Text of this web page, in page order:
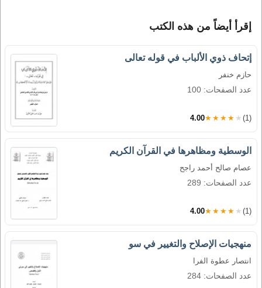
إقرأ أيضاً من هذه الكتب
إتحاف ذوي الألباب في قوله تعالى
حازم خنفر
عدد الصفحات: 100
4.00★★★★★ (1)
الوسطية ومظاهرها في القرآن الكريم
عصام صالح أحمد راجح
عدد الصفحات: 289
4.00★★★★★ (1)
منهجيات الإصلاح والتغيير في سو
انتصار عطوة الفرا
عدد الصفحات: 284